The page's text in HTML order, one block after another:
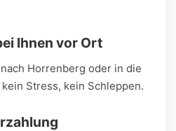
Ihnen vor Ort
Horrenberg oder in die
Stress, kein Schleppen.